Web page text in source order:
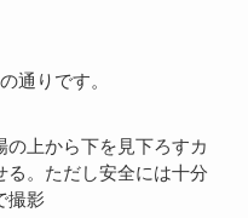
通りです。
の上から下を見下ろすカ
る。ただし安全には十分
撮影